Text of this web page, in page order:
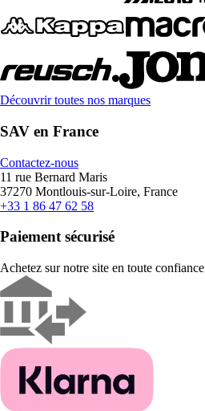
Découvrir toutes nos marques
SAV en France
Contactez-nous
11 rue Bernard Maris
37270 Montlouis-sur-Loire, France
+33 1 86 47 62 58
Paiement sécurisé
Achetez sur notre site en toute confiance